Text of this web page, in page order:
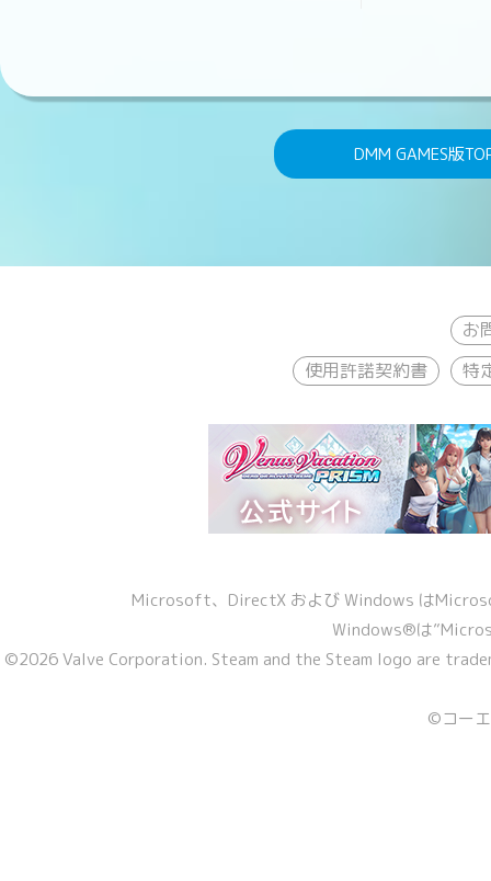
DMM GAMES版
お
使用許諾契約書
特
Microsoft、DirectX および Windows は
Windows®は
©2026 Valve Corporation. Steam and the Steam logo are
©コー